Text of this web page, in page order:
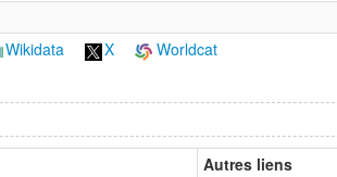
Wikidata X Worldcat
Autres liens